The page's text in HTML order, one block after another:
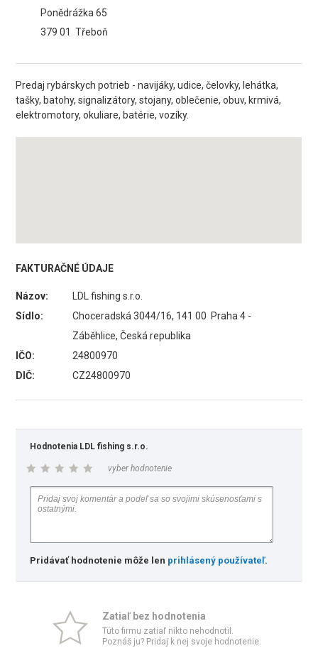
Ponědrážka 65
379 01 Třeboň
Predaj rybárskych potrieb - navijáky, udice, čelovky, lehátka,
tašky, batohy, signalizátory, stojany, oblečenie, obuv, krmivá,
elektromotory, okuliare, batérie, vozíky.
FAKTURAČNÉ ÚDAJE
Názov:
LDL fishing s.r.o.
Sídlo:
Choceradská 3044/16, 141 00 Praha 4 -
Záběhlice, Česká republika
IČO:
24800970
DIČ:
CZ24800970
Hodnotenia LDL fishing s.r.o.
vyber hodnotenie
Pridávať hodnotenie môže len prihlásený používateľ.
Zatiaľ bez hodnotenia
Túto firmu zatiaľ nikto nehodnotil.
Poznáš ju? Pridaj k nej svoje hodnotenie.